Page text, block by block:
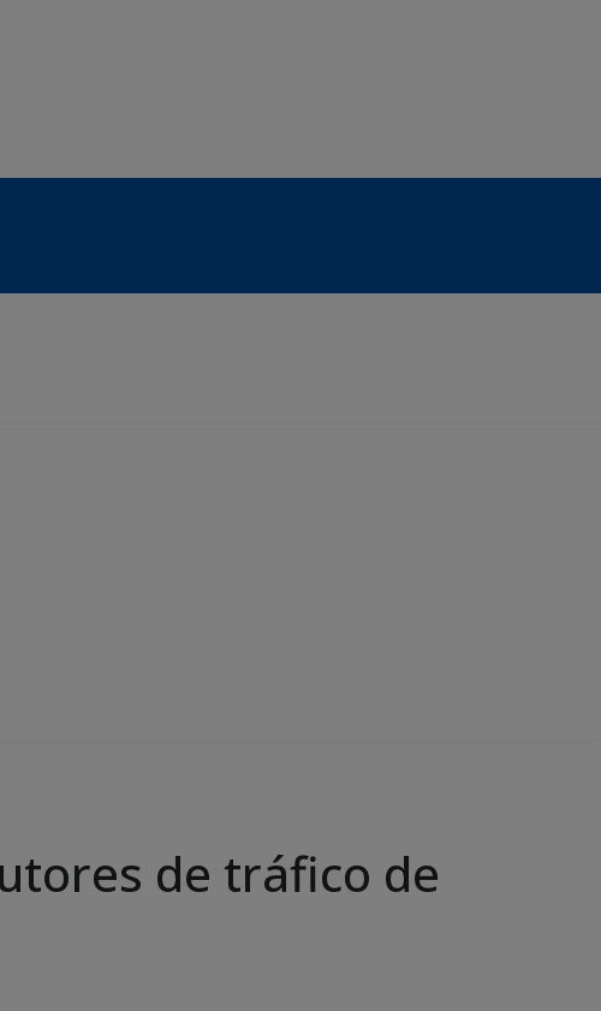
de tráfico de